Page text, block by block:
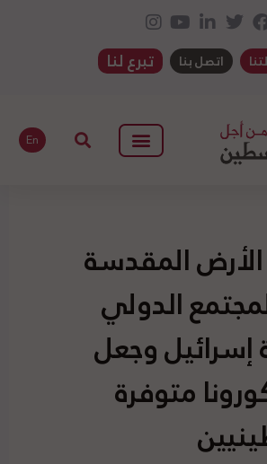
اتصل بنا تبرع لنا
En
المقدسة
الدولي
إسرائيل وجعل
متوفرة